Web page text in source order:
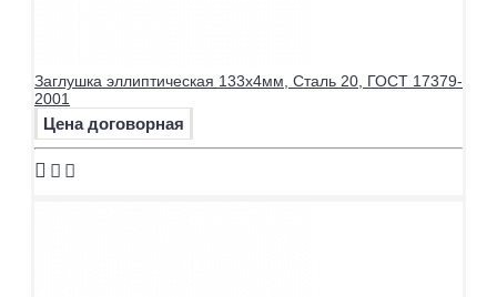
Заглушка эллиптическая 133х4мм, Сталь 20, ГОСТ 17379-
2001
Цена договорная